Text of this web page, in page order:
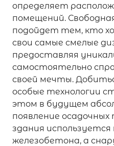
определяет
помещений.
подойдет тем, кто
свои самые смелые
предоставляя
самостоятельно
своей мечты.
особые технологии
этом в будущем
появление
здания
железобетона, а